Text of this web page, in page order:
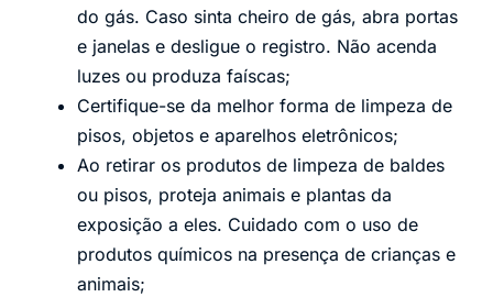
do gás. Caso sinta cheiro de gás, abra portas
e janelas e desligue o registro. Não acenda
luzes ou produza faíscas;
Certifique-se da melhor forma de limpeza de
pisos, objetos e aparelhos eletrônicos;
Ao retirar os produtos de limpeza de baldes
ou pisos, proteja animais e plantas da
exposição a eles. Cuidado com o uso de
produtos químicos na presença de crianças e
animais;